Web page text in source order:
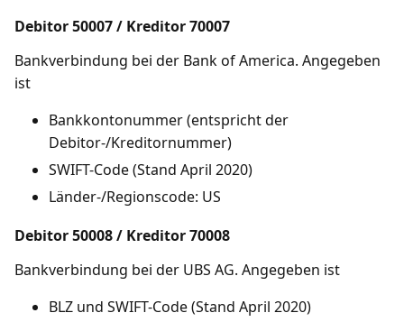
Debitor 50007 / Kreditor 70007
Bankverbindung bei der Bank of America. Angegeben
ist
Bankkontonummer (entspricht der
Debitor-/Kreditornummer)
SWIFT-Code (Stand April 2020)
Länder-/Regionscode: US
Debitor 50008 / Kreditor 70008
Bankverbindung bei der UBS AG. Angegeben ist
BLZ und SWIFT-Code (Stand April 2020)